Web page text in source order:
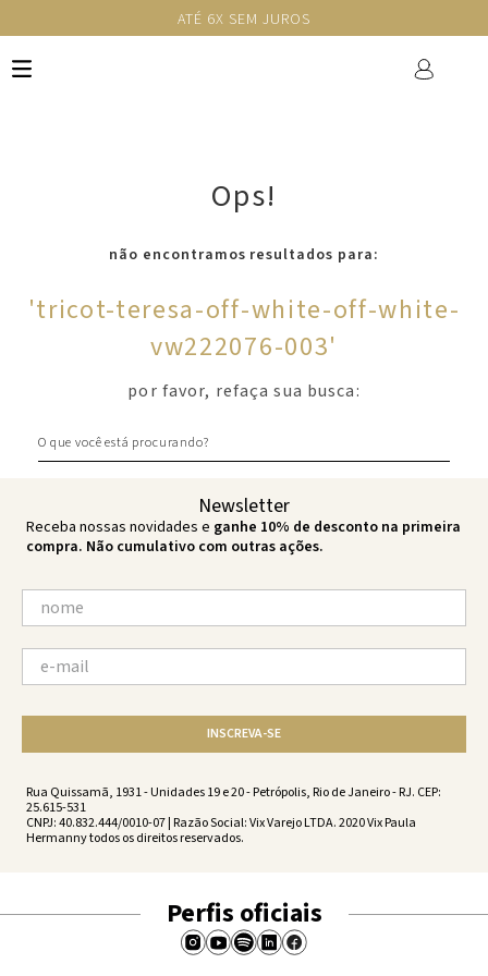
ATÉ 6X SEM JUROS
Ops!
não encontramos resultados para:
'tricot-teresa-off-white-off-white-
vw222076-003'
por favor, refaça sua busca:
Newsletter
Receba nossas novidades e ganhe 10% de desconto na primeira
compra. Não cumulativo com outras ações.
INSCREVA-SE
Rua Quissamã, 1931 - Unidades 19 e 20 - Petrópolis, Rio de Janeiro - RJ. CEP:
25.615-531
CNPJ: 40.832.444/0010-07 | Razão Social: Vix Varejo LTDA. 2020 Vix Paula
Hermanny todos os direitos reservados.
Perfis oficiais